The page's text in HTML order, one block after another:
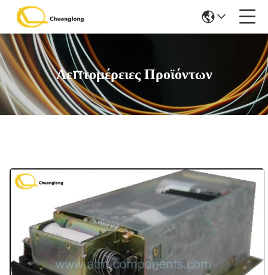
Λεπτομέρειες Προϊόντων